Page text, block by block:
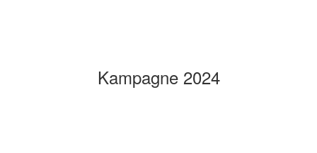
Kampagne 2024